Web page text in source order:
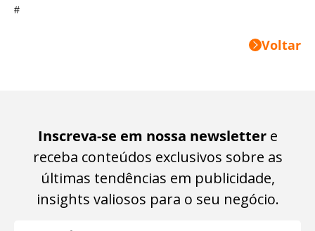
#
Voltar
Inscreva-se em nossa newslettere
receba conteúdos exclusivos sobre as
últimas tendências em publicidade,
insights valiosos para o seu negócio.